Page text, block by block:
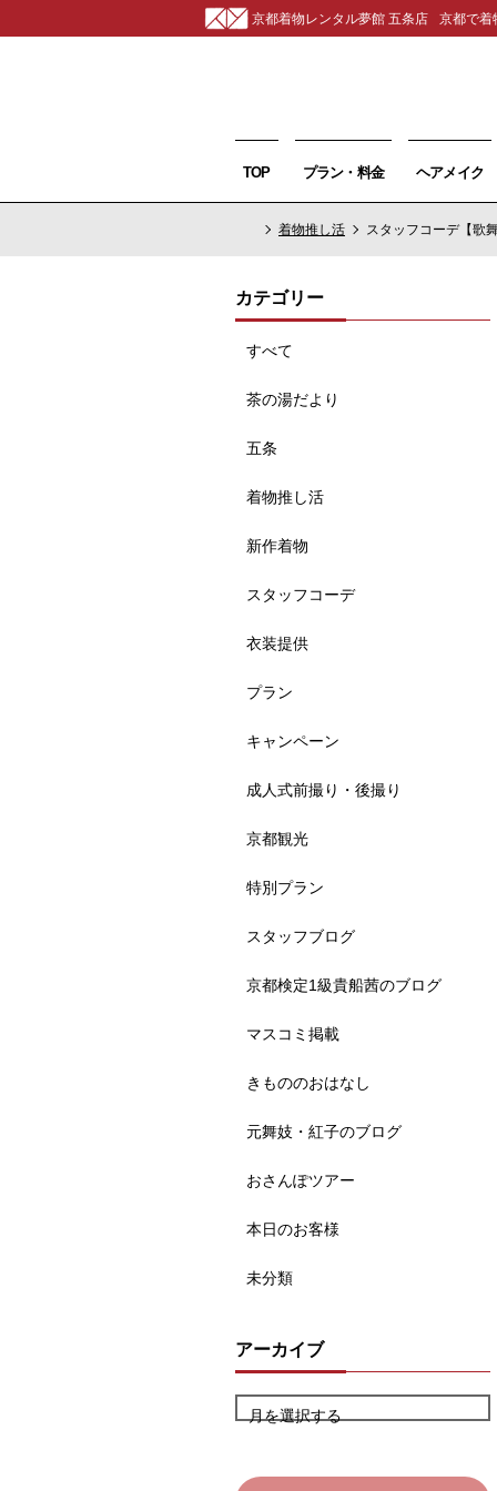
京都着物レンタル夢館 五条店 京都で着
TOP プラン・料金 ヘアメイク
着物推し活 スタッフコーデ【歌
カテゴリー
すべて
茶の湯だより
五条
着物推し活
新作着物
スタッフコーデ
衣装提供
プラン
キャンペーン
成人式前撮り・後撮り
京都観光
特別プラン
スタッフブログ
京都検定1級貴船茜のブログ
マスコミ掲載
きもののおはなし
元舞妓・紅子のブログ
おさんぽツアー
本日のお客様
未分類
アーカイブ
月を選択する